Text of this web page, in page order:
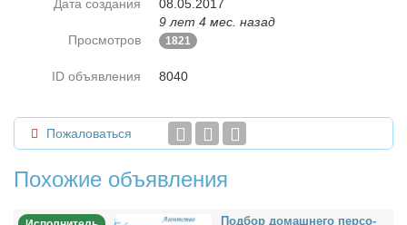
Дата создания
08.05.2017
9 лет 4 мес. назад
Просмотров
1821
ID объявления 8040
Пожаловаться
Похожие объявления
Под­бор до­маш­не­го пер­со­